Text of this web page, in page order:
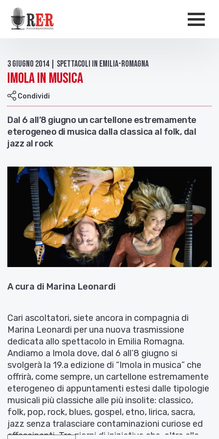
Salta al contenuto principale
3 Giugno 2014 | Spettacoli in Emilia-Romagna
Imola in musica
Condividi
Dal 6 all’8 giugno un cartellone estremamente
eterogeneo di musica dalla classica al folk, dal
jazz al rock
A cura di Marina Leonardi
Cari ascoltatori, siete ancora in compagnia di
Marina Leonardi per una nuova trasmissione
dedicata allo spettacolo in Emilia Romagna.
Andiamo a Imola dove, dal 6 all’8 giugno si
svolgerà la 19.a edizione di “Imola in musica” che
offrirà, come sempre, un cartellone estremamente
eterogeneo di appuntamenti estesi dalle tipologie
musicali più classiche alle più insolite: classico,
folk, pop, rock, blues, gospel, etno, lirica, sacra,
jazz senza tralasciare contaminazioni curiose ed
affascinanti. Tre giorni di iniziative che, oltre alla